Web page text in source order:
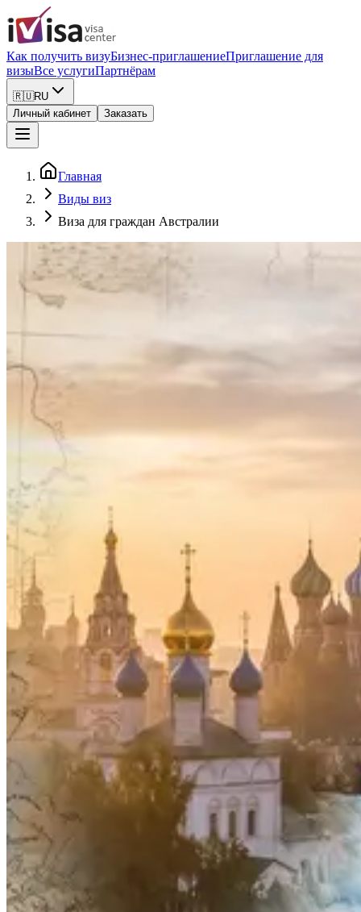
Как получить визуБизнес-приглашениеПриглашение для
визыВсе услугиПартнёрам
🇷🇺RU
Личный кабинет
Заказать
Главная
Виды виз
Виза для граждан Австралии